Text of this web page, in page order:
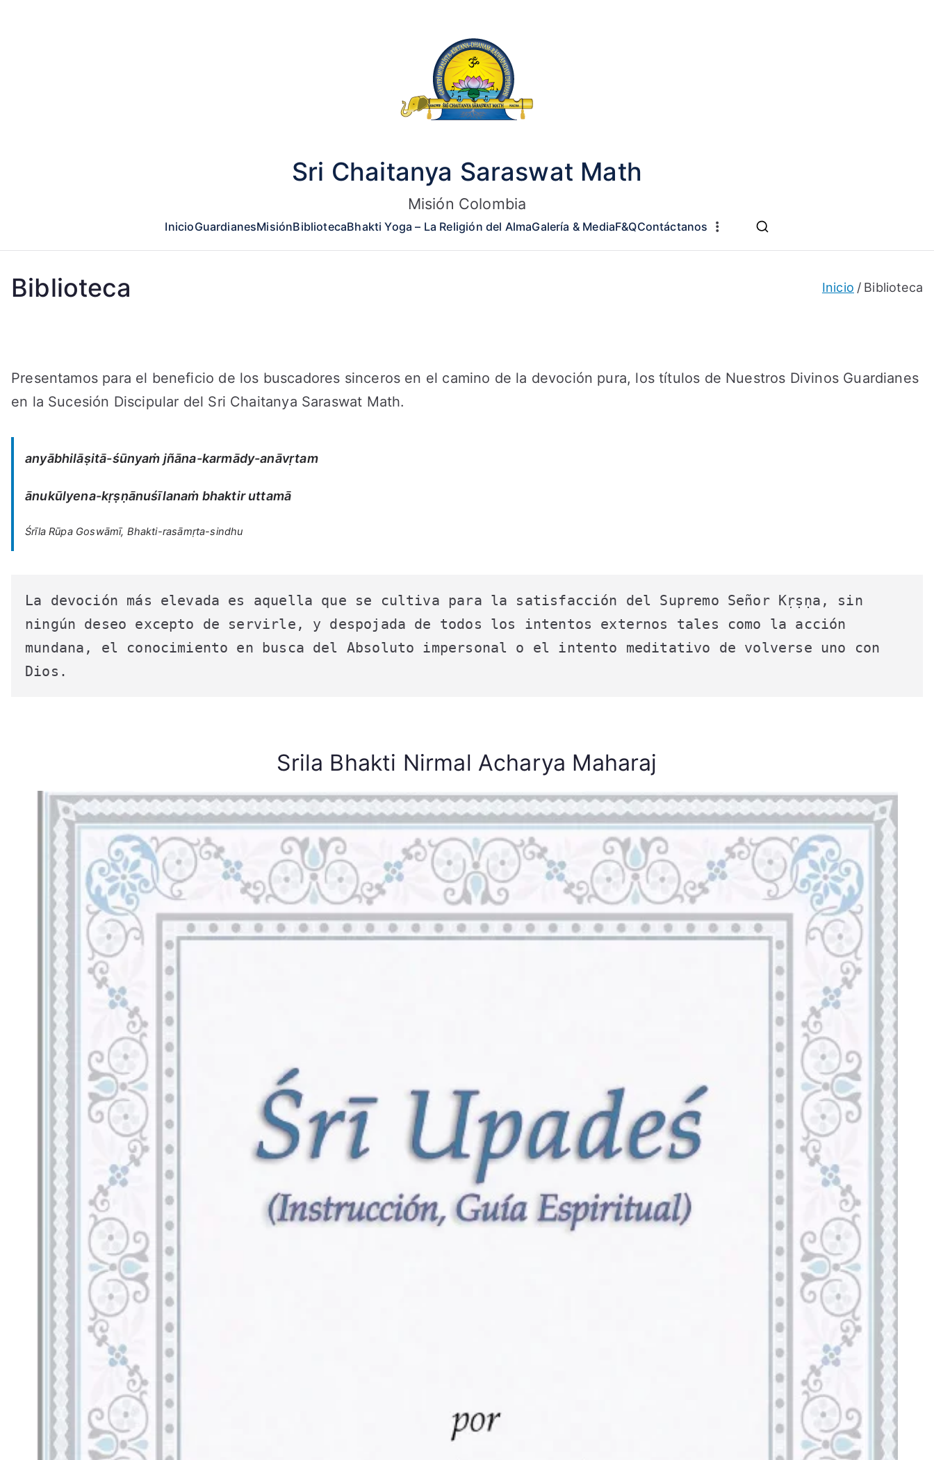
Sri Chaitanya Saraswat Math
Misión Colombia
InicioGuardianesMisiónBibliotecaBhakti Yoga – La Religión del AlmaGalería & MediaF&QContáctanos
Biblioteca Inicio Biblioteca
Presentamos para el beneficio de los buscadores sinceros en el camino de la devoción pura, los títulos de Nuestros Divinos Guardianes
en la Sucesión Discipular del Sri Chaitanya Saraswat Math.
anyābhilāṣitā-śūnyaṁ jñāna-karmādy-anāvṛtam
ānukūlyena-kṛṣṇānuśīlanaṁ bhaktir uttamā
Śrīla Rūpa Goswāmī, Bhakti-rasāmṛta-sindhu
La devoción más elevada es aquella que se cultiva para la satisfacción del Supremo Señor Kṛṣṇa, sin
ningún deseo excepto de servirle, y despojada de todos los intentos externos tales como la acción
mundana, el conocimiento en busca del Absoluto impersonal o el intento meditativo de volverse uno con
Dios.
Srila Bhakti Nirmal Acharya Maharaj